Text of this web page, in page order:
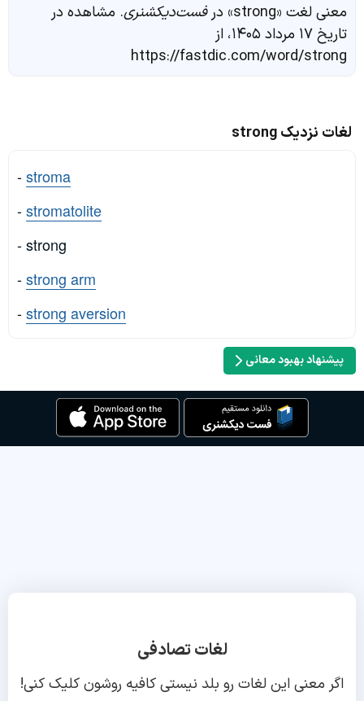
معنی لغت «strong» در فست‌دیکشنری. مشاهده در
تاریخ ۱۷ مرداد ۱۴۰۵، از
https://fastdic.com/word/strong
لغات نزدیک strong
-stroma
-stromatolite
- strong
-strong arm
-strong aversion
پیشنهاد بهبود معانی
لغات تصادفی
اگر معنی این لغات رو بلد نیستی کافیه روشون کلیک کنی!